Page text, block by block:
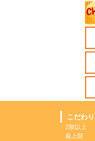
こだわ
2階以上
最上階